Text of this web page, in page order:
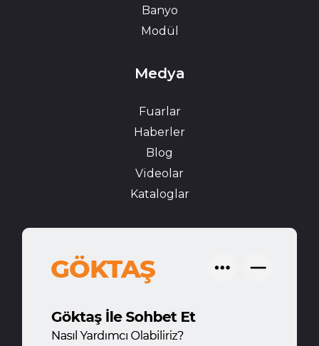
Banyo
Modül
Medya
Fuarlar
Haberler
Blog
Videolar
Kataloglar